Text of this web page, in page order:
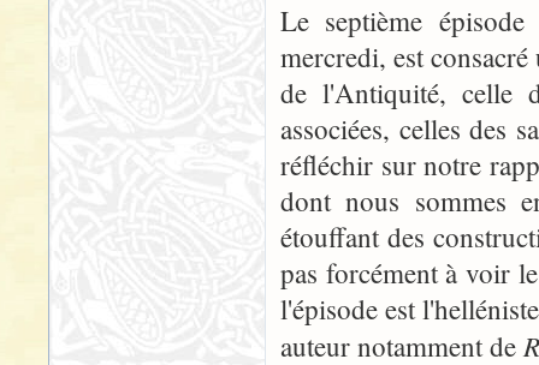
Le septième
mercredi, est
de l'Antiquité, celle
associées, celles des
réfléchir sur notre
dont nous sommes
étouffant des
pas forcément à voir
l'épisode est
auteur notamment de